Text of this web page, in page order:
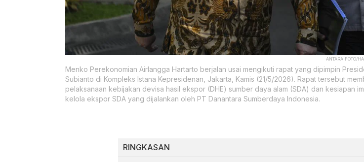
ANTARA FOTO/
Menko Perekonomian Airlangga Hartarto berjalan usai mengikuti rapat yang dipimpin
Subianto di Kompleks Istana Kepresidenan, Jakarta, Kamis (21/5/2026). Rapat tersebut
pelaksanaan kebijakan devisa hasil ekspor (DHE) sumber daya alam (SDA) dan kesiapan
kelola ekspor SDA yang dijalankan oleh PT Danantara Sumberdaya Indonesia.
RINGKASAN